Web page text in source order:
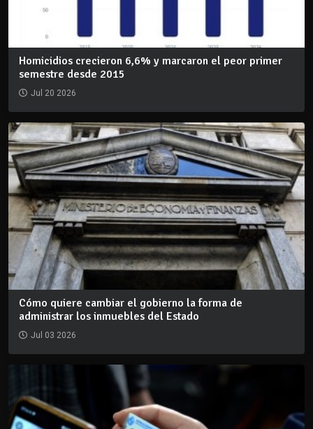
Homicidios crecieron 6,6% y marcaron el peor primer
semestre desde 2015
Jul 20 2026
Cómo quiere cambiar el gobierno la forma de
administrar los inmuebles del Estado
Jul 03 2026